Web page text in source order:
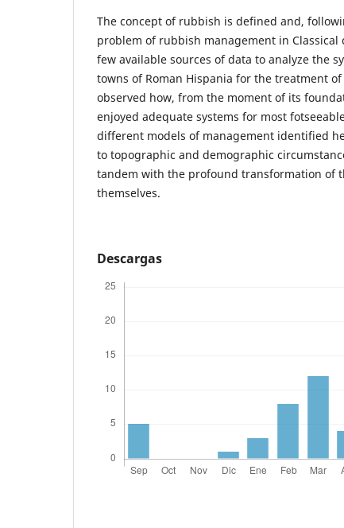
The concept of rubbish is defined and,
problem of rubbish management in Classical
few available sources of data to analyze the
towns of Roman Hispania for the treatment
observed how, from the moment of its
enjoyed adequate systems for most
different models of management identified
to topographic and demographic
tandem with the profound transformation of
themselves.
Descargas